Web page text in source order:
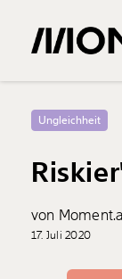
0Treffer
Ungleichheit
von
17. Juli 2020